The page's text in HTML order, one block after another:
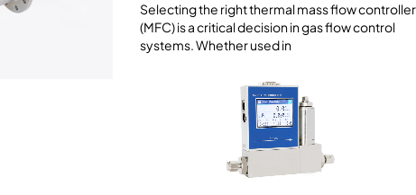
Selecting the right thermal mass flow controller
(MFC) is a critical decision in gas flow control
systems. Whether used in